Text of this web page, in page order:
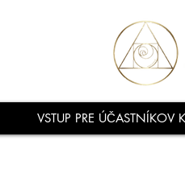
VSTUP PRE ÚČASTNÍKOV